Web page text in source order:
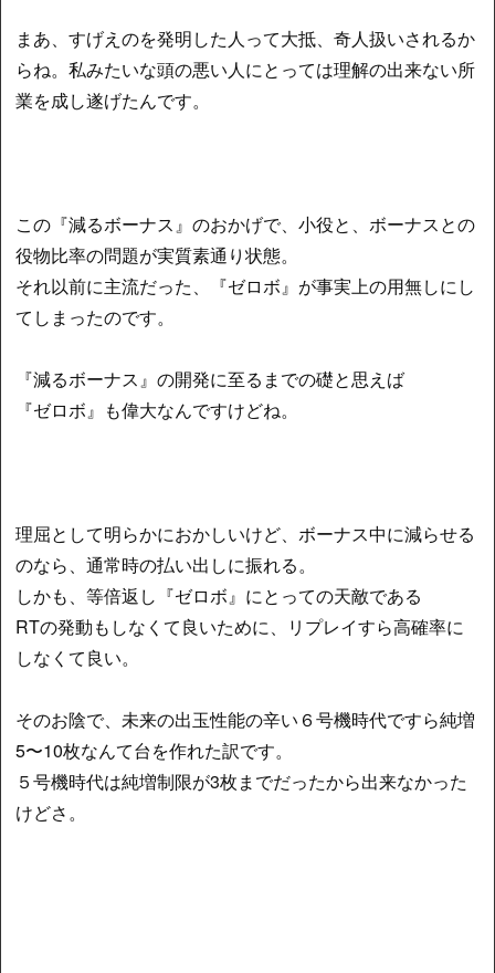
まあ、すげえのを発明した人って大抵、奇人扱いされるか
らね。私みたいな頭の悪い人にとっては理解の出来ない所
業を成し遂げたんです。
この『減るボーナス』のおかげで、小役と、ボーナスとの
役物比率の問題が実質素通り状態。
それ以前に主流だった、『ゼロボ』が事実上の用無しにし
てしまったのです。
『減るボーナス』の開発に至るまでの礎と思えば
『ゼロボ』も偉大なんですけどね。
理屈として明らかにおかしいけど、ボーナス中に減らせる
のなら、通常時の払い出しに振れる。
しかも、等倍返し『ゼロボ』にとっての天敵である
RTの発動もしなくて良いために、リプレイすら高確率に
しなくて良い。
そのお陰で、未来の出玉性能の辛い６号機時代ですら純増
5〜10枚なんて台を作れた訳です。
５号機時代は純増制限が3枚までだったから出来なかった
けどさ。